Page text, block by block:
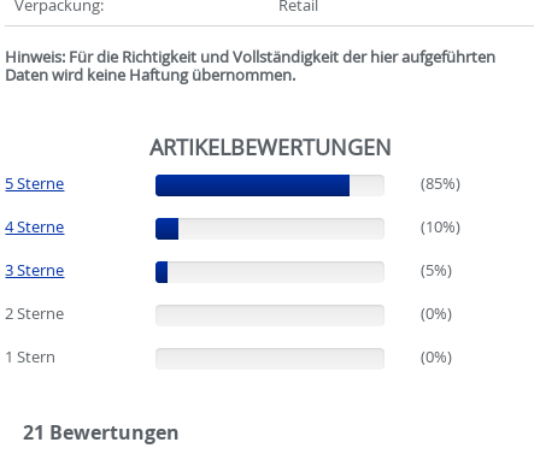
Verpackung: Retail
Hinweis: Für die Richtigkeit und Vollständigkeit der hier aufgeführten
Daten wird keine Haftung übernommen.
ARTIKELBEWERTUNGEN
5 Sterne (85%)
(85%)
4 Sterne
(10%)
(10%)
3 Sterne
(5%)
(5%)
2 Sterne
(0%)
1 Stern
(0%)
21 Bewertungen